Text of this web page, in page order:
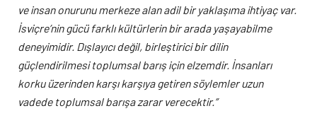
ve insan onurunu merkeze alan adil bir yaklaşıma ihtiyaç var.
İsviçre’nin gücü farklı kültürlerin bir arada yaşayabilme
deneyimidir. Dışlayıcı değil, birleştirici bir dilin
güçlendirilmesi toplumsal barış için elzemdir. İnsanları
korku üzerinden karşı karşıya getiren söylemler uzun
vadede toplumsal barışa zarar verecektir.”